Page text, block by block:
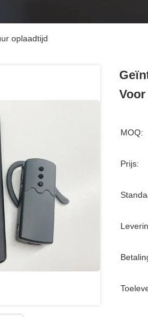
oplaadtijd
MOQ:
Prijs: